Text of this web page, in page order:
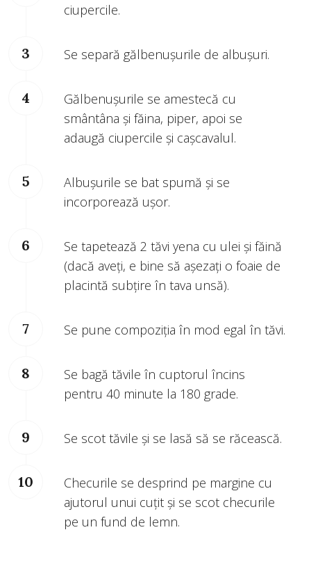
ciupercile.
Se separă gălbenușurile de albușuri.
Gălbenușurile se amestecă cu
smântâna și făina, piper, apoi se
adaugă ciupercile și cașcavalul.
Albușurile se bat spumă și se
incorporează ușor.
Se tapetează 2 tăvi yena cu ulei și făină
(dacă aveți, e bine să așezați o foaie de
placintă subțire în tava unsă).
Se pune compoziția în mod egal în tăvi.
Se bagă tăvile în cuptorul încins
pentru 40 minute la 180 grade.
Se scot tăvile și se lasă să se răcească.
Checurile se desprind pe margine cu
ajutorul unui cuțit și se scot checurile
pe un fund de lemn.